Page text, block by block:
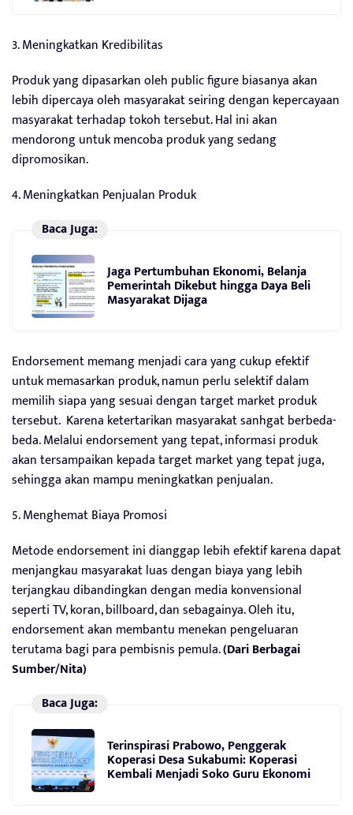
3. Meningkatkan Kredibilitas
Produk yang dipasarkan oleh public figure biasanya akan
lebih dipercaya oleh masyarakat seiring dengan kepercayaan
masyarakat terhadap tokoh tersebut. Hal ini akan
mendorong untuk mencoba produk yang sedang
dipromosikan.
4. Meningkatkan Penjualan Produk
Baca Juga:
Jaga Pertumbuhan Ekonomi, Belanja
Pemerintah Dikebut hingga Daya Beli
Masyarakat Dijaga
Endorsement memang menjadi cara yang cukup efektif
untuk memasarkan produk, namun perlu selektif dalam
memilih siapa yang sesuai dengan target market produk
tersebut. Karena ketertarikan masyarakat sanhgat berbeda-
beda. Melalui endorsement yang tepat, informasi produk
akan tersampaikan kepada target market yang tepat juga,
sehingga akan mampu meningkatkan penjualan.
5. Menghemat Biaya Promosi
Metode endorsement ini dianggap lebih efektif karena dapat
menjangkau masyarakat luas dengan biaya yang lebih
terjangkau dibandingkan dengan media konvensional
seperti TV, koran, billboard, dan sebagainya. Oleh itu,
endorsement akan membantu menekan pengeluaran
terutama bagi para pembisnis pemula.(Dari Berbagai
Sumber/Nita)
Baca Juga:
Terinspirasi Prabowo, Penggerak
Koperasi Desa Sukabumi: Koperasi
Kembali Menjadi Soko Guru Ekonomi